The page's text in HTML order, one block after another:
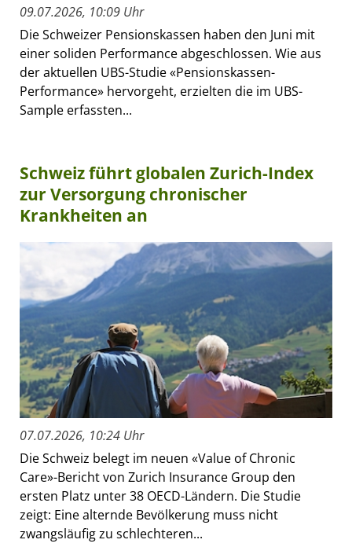
09.07.2026, 10:09 Uhr
Die Schweizer Pensionskassen haben den Juni mit
einer soliden Performance abgeschlossen. Wie aus
der aktuellen UBS-Studie «Pensionskassen-
Performance» hervorgeht, erzielten die im UBS-
Sample erfassten...
Schweiz führt globalen Zurich-Index
zur Versorgung chronischer
Krankheiten an
07.07.2026, 10:24 Uhr
Die Schweiz belegt im neuen «Value of Chronic
Care»-Bericht von Zurich Insurance Group den
ersten Platz unter 38 OECD-Ländern. Die Studie
zeigt: Eine alternde Bevölkerung muss nicht
zwangsläufig zu schlechteren...